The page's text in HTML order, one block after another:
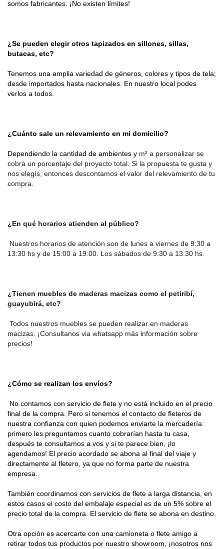
somos fabricantes. ¡No existen límites!
¿Se pueden elegir otros tapizados en sillones, sillas,
butacas, etc?
Tenemos una amplia variedad de géneros, colores y tipos de tela;
desde importados hasta nacionales. En nuestro local podes
verlos a todos.
¿Cuánto sale un relevamiento en mi domicilio?
Dependiendo la cantidad de ambientes y m² a personalizar se
cobra un porcentaje del proyecto total. Si la propuesta te gusta y
nos elegís, entonces descontamos el valor del relevamiento de tu
compra.
¿En qué horarios atienden al público?
13:30 hs y de 15:00 a 19:00. Los sábados de 9:30 a 13:30 hs.
¿Tienen muebles de maderas macizas como el petiribí,
guayubirá, etc?
Todos nuestros muebles se pueden realizar en maderas
macizas. ¡Consultanos via whatsapp más información sobre
precios!
¿Cómo se realizan los envíos?
No contamos con servicio de flete y no está incluido en el precio
final de la compra. Pero si tenemos el contacto de fleteros de
nuestra confianza con quien podemos enviarte la mercadería:
primero les preguntamos cuanto cobrarían hasta tu casa,
después te consultamos a vos y si te parece bien, ¡lo
agendamos! El precio acordado se abona al final del viaje y
directamente al fletero, ya que no forma parte de nuestra
empresa.
También coordinamos con servicios de flete a larga distancia, en
estos casos el costo del embalaje especial es de un 5% sobre el
precio total de la compra. El servicio de flete se abona en destino.
Otra opción es acercarte con una camioneta o flete amigo a
retirar todos tus productos por nuestro showroom, ¡nosotros nos